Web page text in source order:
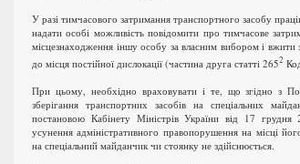
У разі тимчасового затримання транспортного засобу
надати особі можливість повідомити про тимчасове
місцезнаходження іншу особу за власним вибором і вжити
до місця постійної дислокації (частина друга статті 2652
При цьому, необхідно враховувати і те, що згідно з
зберігання транспортних засобів на спеціальних
постановою Кабінету Міністрів України від 17
усунення адміністративного правопорушення на місці
на спеціальний майданчик чи стоянку не здійснюється.